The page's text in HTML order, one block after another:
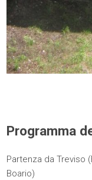
Programma
Partenza da Treviso